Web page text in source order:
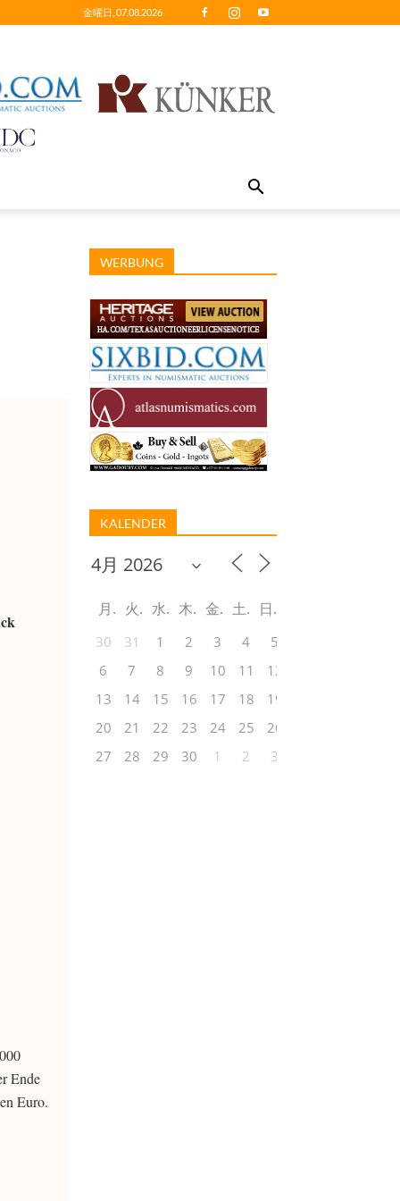
金曜日, 07.08.2026
Ende
Euro.
WERBUNG
KALENDER
月 火 水 木 金 土 日
30 31 1 2 3 4
5
6
7 8 9 10 11
12
13
14 15 16 17 18
19
20
21 22 23 24 25
26
27
28 29 30 1 2 3